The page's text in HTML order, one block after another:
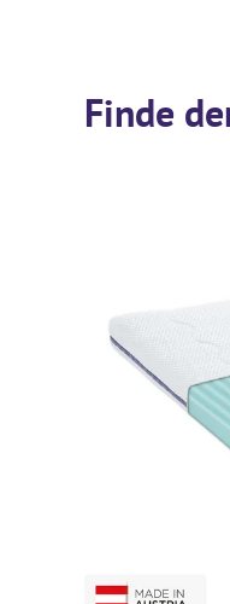
Finde